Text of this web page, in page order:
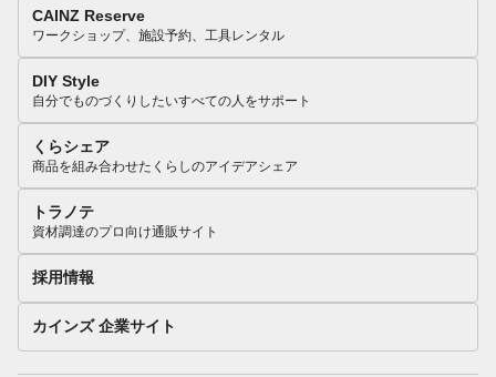
CAINZ Reserve
ワークショップ、施設予約、工具レンタル
DIY Style
自分でものづくりしたいすべての人をサポート
くらシェア
商品を組み合わせたくらしのアイデアシェア
トラノテ
資材調達のプロ向け通販サイト
採用情報
カインズ 企業サイト